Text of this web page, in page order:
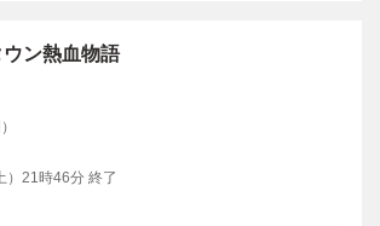
ン熱血物語
）21時46分 終了